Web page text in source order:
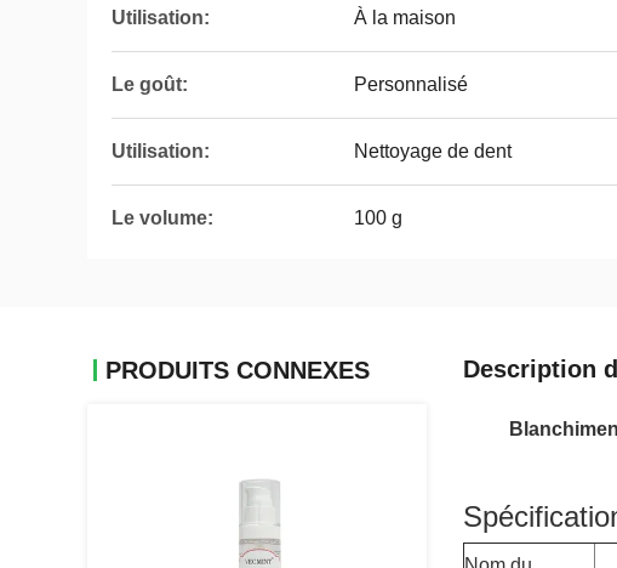
Utilisation: À la maison
Le goût: Personnalisé
Utilisation: Nettoyage de dent
Le volume: 100 g
PRODUITS CONNEXES Description